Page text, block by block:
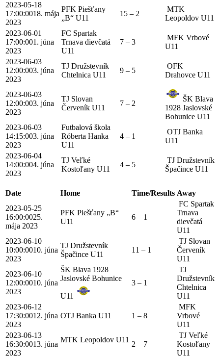
2023-05-18
17:00:0018. mája
2023
PFK Piešťany
„B“ U11
15 – 2
MTK
Leopoldov U11
2023-06-01
17:00:001. júna
2023
FC Spartak
Trnava dievčatá
U11
7 – 3
MFK Vrbové
U11
2023-06-03
12:00:003. júna
2023
TJ Družstevník
Chtelnica U11
9 – 5
OFK
Drahovce U11
2023-06-03
12:00:003. júna
2023
TJ Slovan
Červeník U11
7 – 2
ŠK Blava
1928 Jaslovské
Bohunice U11
2023-06-03
14:15:003. júna
2023
Futbalová škola
Róberta Hanka
U11
4 – 1
OTJ Banka
U11
2023-06-04
14:00:004. júna
2023
TJ Veľké
Kostoľany U11
4 – 5
TJ Družstevník
Špačince U11
Date Home Time/Results Away
2023-05-25
16:00:0025.
mája 2023
PFK Piešťany „B“
U11
6 – 1
FC Spartak
Trnava
dievčatá
U11
2023-06-10
10:00:0010. júna
2023
TJ Družstevník
Špačince U11
11 – 1
TJ Slovan
Červeník
U11
2023-06-10
12:00:0010. júna
2023
ŠK Blava 1928
Jaslovské Bohunice
U11
3 – 1
TJ
Družstevník
Chtelnica
U11
2023-06-12
17:30:0012. júna
2023
OTJ Banka U11 1 – 8
MFK
Vrbové
U11
2023-06-13
16:30:0013. júna
2023
MTK Leopoldov U11
2 – 7
TJ Veľké
Kostoľany
U11